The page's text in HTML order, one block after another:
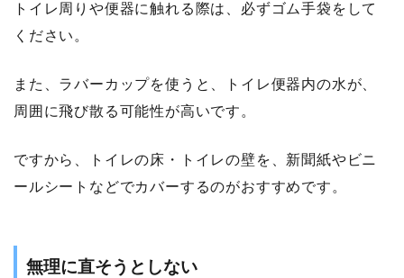
トイレ周りや便器に触れる際は、必ずゴム手袋をして
ください。
また、ラバーカップを使うと、トイレ便器内の水が、
周囲に飛び散る可能性が高いです。
ですから、トイレの床・トイレの壁を、新聞紙やビニ
ールシートなどでカバーするのがおすすめです。
無理に直そうとしない